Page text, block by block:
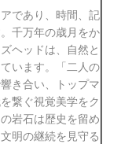
であり、時間、記
千万年の歳月をか
ヘッドは、自然と
います。「二人の
き合い、トップマ
繋ぐ視覚美学をク
岩石は歴史を留め
明の継続を見守る